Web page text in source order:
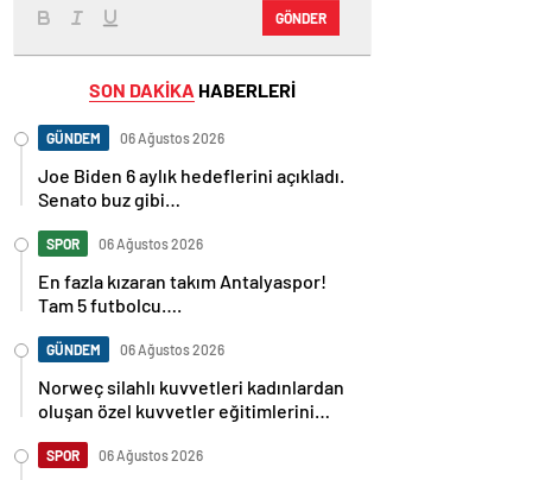
GÖNDER
SON DAKİKA HABERLERİ
GÜNDEM 06 Ağustos 2026
Joe Biden 6 aylık hedeflerini açıkladı.
Senato buz gibi…
SPOR 06 Ağustos 2026
En fazla kızaran takım Antalyaspor!
Tam 5 futbolcu….
GÜNDEM 06 Ağustos 2026
Norweç silahlı kuvvetleri kadınlardan
oluşan özel kuvvetler eğitimlerini
SPOR 06 Ağustos 2026